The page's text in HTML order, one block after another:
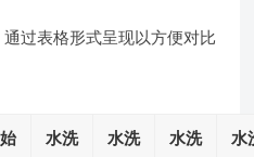
过表格形式呈现以方便对比
水洗
水洗
水洗
水